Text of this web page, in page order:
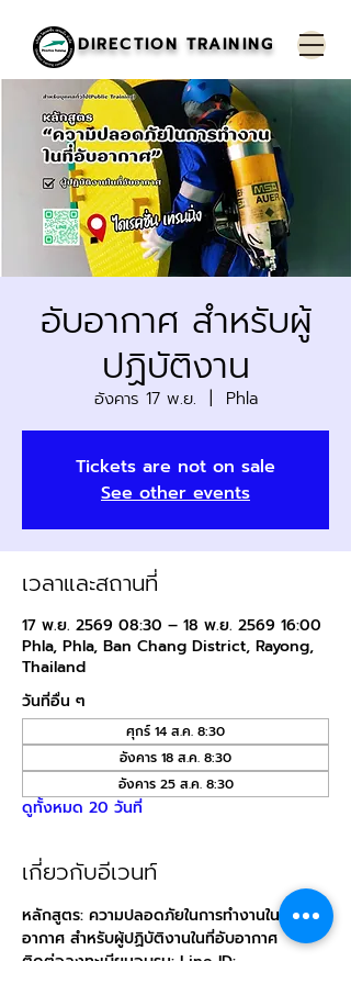
DIRECTION TRAINING
อับอากาศ สำหรับผู้
ปฏิบัติงาน
อังคาร 17 พ.ย. Phla
Tickets are not on sale
See other events
เวลาและสถานที่
17 พ.ย. 2569 08:30 – 18 พ.ย. 2569 16:00
Phla, Phla, Ban Chang District, Rayong,
Thailand
วันที่อื่น ๆ
ศุกร์ 14 ส.ค. 8:30
อังคาร 18 ส.ค. 8:30
อังคาร 25 ส.ค. 8:30
ดูทั้งหมด 20 วันที่
เกี่ยวกับอีเวนท์
หลักสูตร: ความปลอดภัยในการทำงานในที่อับ
อากาศ สำหรับผู้ปฏิบัติงานในที่อับอากาศ
ติดต่อลงทะเบียนอบรม: Line ID: